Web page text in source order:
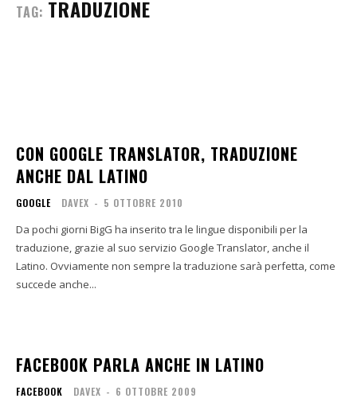
TAG: TRADUZIONE
CON GOOGLE TRANSLATOR, TRADUZIONE
ANCHE DAL LATINO
GOOGLE DAVEX - 5 OTTOBRE 2010
Da pochi giorni BigG ha inserito tra le lingue disponibili per la
traduzione, grazie al suo servizio Google Translator, anche il
Latino. Ovviamente non sempre la traduzione sarà perfetta, come
succede anche...
FACEBOOK PARLA ANCHE IN LATINO
FACEBOOK DAVEX - 6 OTTOBRE 2009